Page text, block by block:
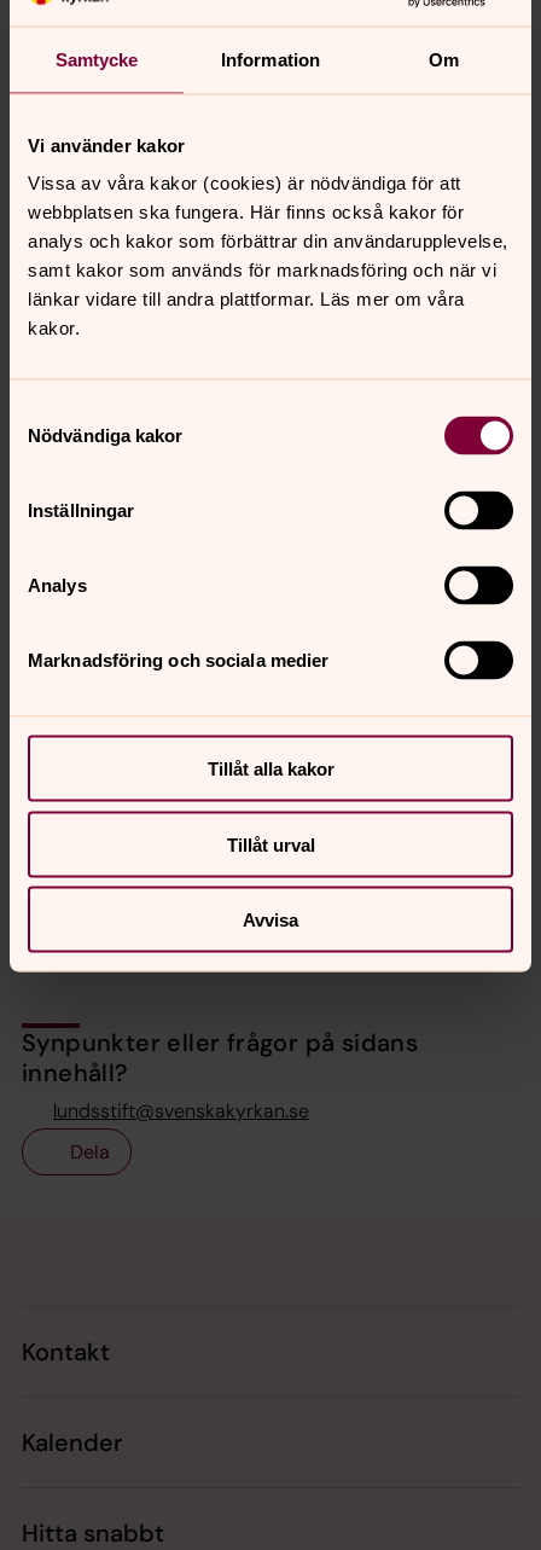
Samtycke Information Om
Vi använder kakor
Vissa av våra kakor (cookies) är nödvändiga för att
webbplatsen ska fungera. Här finns också kakor för
analys och kakor som förbättrar din användarupplevelse,
samt kakor som används för marknadsföring och när vi
länkar vidare till andra plattformar. Läs mer om våra
kakor.
Nödvändiga kakor
Inställningar
Analys
Marknadsföring och sociala medier
Tillåt alla kakor
Tillåt urval
Avvisa
Om Hilmar Hilmarsson
psykoterapeut. Han skriver böcker om samtal,
bemötande och ledarskap. De har alla sin grund i
forskning om vad som är effektivt och fungerar. Ett
genomgående tema är att själva samtalets
utformning skapar samarbete.
Hilmar Hilmarsson har arbetat med dessa frågor
och har stor erfarenhet av att arbeta med
klinisk verksamhet.
Fakta om seminariet
Tid: Kl. 9.30–16.30. Kaffe från kl. 9.00.
Kursledare/föreläsare: Hilmar Hilmarsson,
psykolog och psykoterapeut samt Erik Sjöberg-
Sund, stiftsadjunkt för ledarskapsutveckling
ochchefsstöd.
Kostnad: 1200 kronor inkl. kurslitteratur
”Coachande samtal” av Hilmar Hilmarsson,
Anmälan: Senast 1 mars 2023, digitalt via Trippus
Synpunkter eller frågor på sidans
innehåll?
lundsstift@svenskakyrkan.se
Dela
Kontakt
Kalender
Hitta snabbt